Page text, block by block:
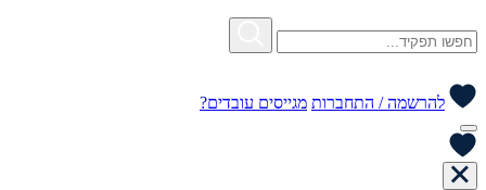
להרשמה / התחברות מגייסים עובדים?